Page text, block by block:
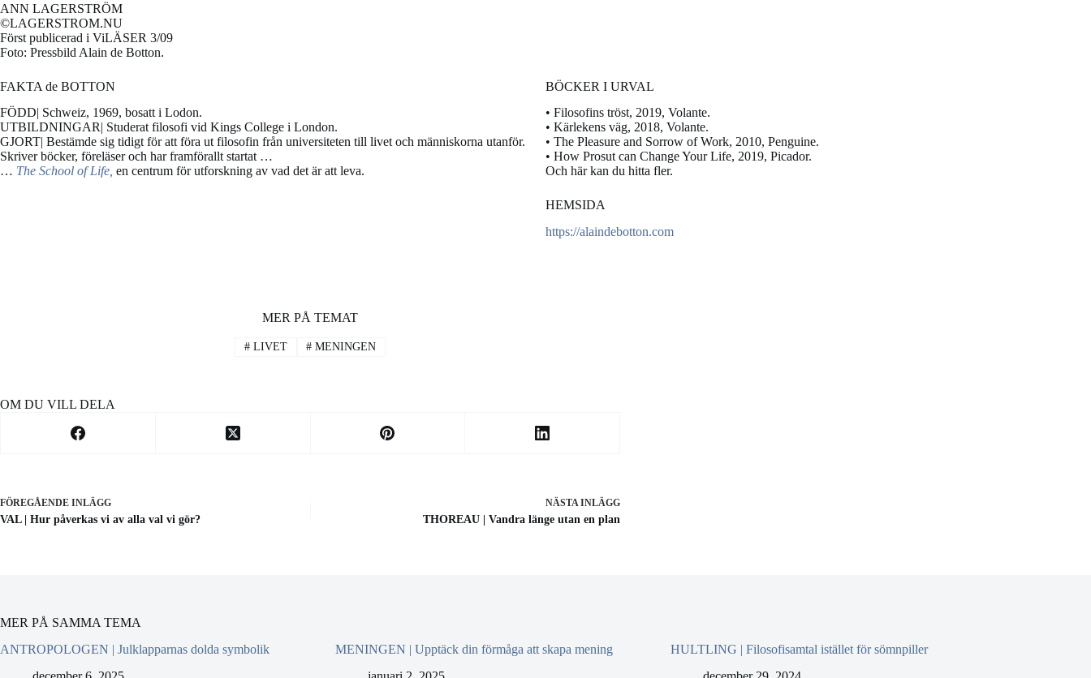
ANN LAGERSTRÖM
©LAGERSTROM.NU
Först publicerad i ViLÄSER 3/09
Foto: Pressbild Alain de Botton.
FAKTA de BOTTON
FÖDD| Schweiz, 1969, bosatt i Lodon.
UTBILDNINGAR| Studerat filosofi vid Kings College i London.
GJORT| Bestämde sig tidigt för att föra ut filosofin från universiteten till livet och människorna utanför.
Skriver böcker, föreläser och har framförallt startat …
… The School of Life, en centrum för utforskning av vad det är att leva.
BÖCKER I URVAL
• Filosofins tröst, 2019, Volante.
• Kärlekens väg, 2018, Volante.
• The Pleasure and Sorrow of Work, 2010, Penguine.
• How Prosut can Change Your Life, 2019, Picador.
Och här kan du hitta fler.
HEMSIDA
https://alaindebotton.com
MER PÅ TEMAT
#LIVET # MENINGEN
OM DU VILL DELA
FÖREGÅENDE INLÄGG
VAL | Hur påverkas vi av alla val vi gör?
NÄSTAINLÄGG
THOREAU | Vandra länge utan en plan
MER PÅ SAMMA TEMA
ANTROPOLOGEN | Julklapparnas dolda symbolik
MENINGEN | Upptäck din förmåga att skapa mening
HULTLING | Filosofisamtal istället för sömnpiller